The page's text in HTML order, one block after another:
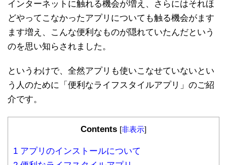
インターネットに触れる機会が増え、さらにはそれほ
どやってこなかったアプリについても触る機会がます
ます増え、こんな便利なものが隠れていたんだという
のを思い知らされました。
というわけで、全然アプリも使いこなせていないとい
う人のために「便利なライフスタイルアプリ」のご紹
介です。
Contents [非表示]
1 アプリのインストールについて